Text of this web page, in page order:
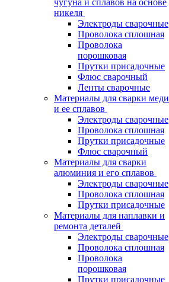
чугуна и сплавов на основе
никеля
Электроды сварочные
Проволока сплошная
Проволока
порошковая
Прутки присадочные
Флюс сварочный
Ленты сварочные
Материалы для сварки меди
и ее сплавов
Электроды сварочные
Проволока сплошная
Прутки присадочные
Флюс сварочный
Материалы для сварки
алюминия и его сплавов
Электроды сварочные
Проволока сплошная
Прутки присадочные
Материалы для наплавки и
ремонта деталей
Электроды сварочные
Проволока сплошная
Проволока
порошковая
Прутки присадочные